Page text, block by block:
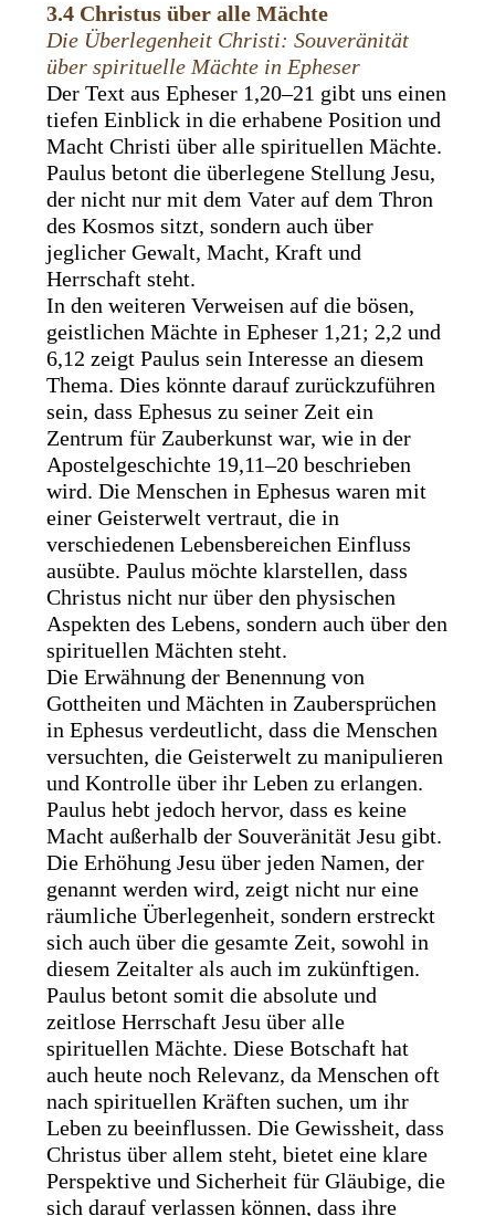
3.4 Christus über alle Mächte
Die Überlegenheit Christi: Souveränität
über spirituelle Mächte in Epheser
Der Text aus Epheser 1,20–21 gibt uns einen
tiefen Einblick in die erhabene Position und
Macht Christi über alle spirituellen Mächte.
Paulus betont die überlegene Stellung Jesu,
der nicht nur mit dem Vater auf dem Thron
des Kosmos sitzt, sondern auch über
jeglicher Gewalt, Macht, Kraft und
Herrschaft steht.
In den weiteren Verweisen auf die bösen,
geistlichen Mächte in Epheser 1,21; 2,2 und
6,12 zeigt Paulus sein Interesse an diesem
Thema. Dies könnte darauf zurückzuführen
sein, dass Ephesus zu seiner Zeit ein
Zentrum für Zauberkunst war, wie in der
Apostelgeschichte 19,11–20 beschrieben
wird. Die Menschen in Ephesus waren mit
einer Geisterwelt vertraut, die in
verschiedenen Lebensbereichen Einfluss
ausübte. Paulus möchte klarstellen, dass
Christus nicht nur über den physischen
Aspekten des Lebens, sondern auch über den
spirituellen Mächten steht.
Die Erwähnung der Benennung von
Gottheiten und Mächten in Zaubersprüchen
in Ephesus verdeutlicht, dass die Menschen
versuchten, die Geisterwelt zu manipulieren
und Kontrolle über ihr Leben zu erlangen.
Paulus hebt jedoch hervor, dass es keine
Macht außerhalb der Souveränität Jesu gibt.
Die Erhöhung Jesu über jeden Namen, der
genannt werden wird, zeigt nicht nur eine
räumliche Überlegenheit, sondern erstreckt
sich auch über die gesamte Zeit, sowohl in
diesem Zeitalter als auch im zukünftigen.
Paulus betont somit die absolute und
zeitlose Herrschaft Jesu über alle
spirituellen Mächte. Diese Botschaft hat
auch heute noch Relevanz, da Menschen oft
nach spirituellen Kräften suchen, um ihr
Leben zu beeinflussen. Die Gewissheit, dass
Christus über allem steht, bietet eine klare
Perspektive und Sicherheit für Gläubige, die
sich darauf verlassen können, dass ihre